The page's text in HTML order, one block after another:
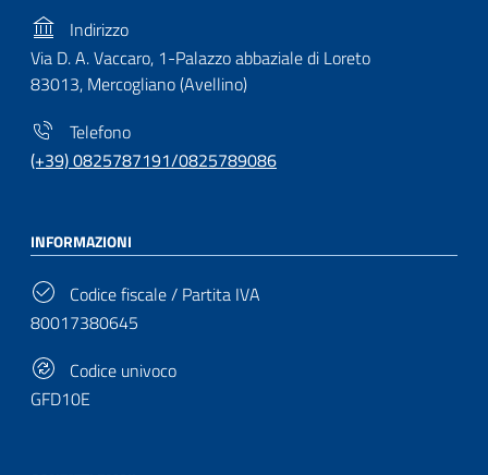
Indirizzo
Via D. A. Vaccaro, 1-Palazzo abbaziale di Loreto
83013, Mercogliano (Avellino)
Telefono
(+39) 0825787191/0825789086
INFORMAZIONI
Codice fiscale / Partita IVA
80017380645
Codice univoco
GFD10E